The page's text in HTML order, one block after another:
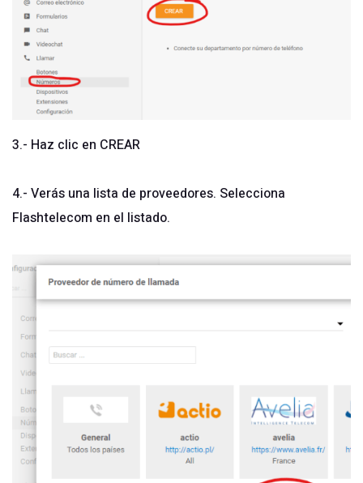
3.- Haz clic en CREAR
4.- Verás una lista de proveedores. Selecciona
Flashtelecom en el listado.